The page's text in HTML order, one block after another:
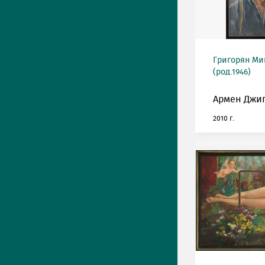
Григорян
(род.1946)
Армен
2010 г.